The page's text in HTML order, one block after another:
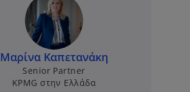
Μαρίνα Καπετανάκη
Senior Partner
KPMG στην Ελλάδα